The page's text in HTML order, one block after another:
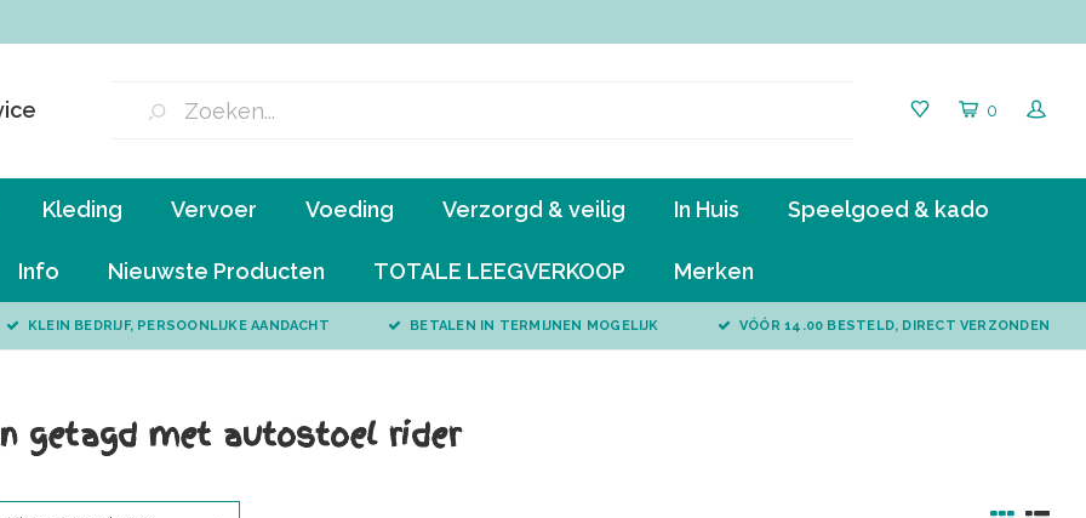
0
Kleding Vervoer Voeding Verzorgd & veilig In Huis Speelgoed & kado
Info Nieuwste Producten TOTALE LEEGVERKOOP Merken
KLEIN BEDRIJF, PERSOONLIJKE AANDACHT BETALEN IN TERMIJNEN MOGELIJK VÓÓR 14.00 BESTELD, DIRECT VERZONDEN
getagd met autostoel rider